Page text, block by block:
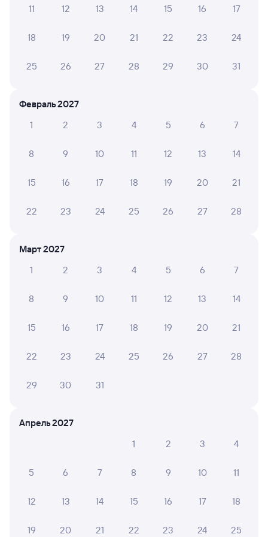
Способы оплаты
Правила работы сервиса
Отели Таксимо
ЖД билеты Таксимо
11 12 13 14 15 16 17
18 19 20 21 22 23 24
25 26 27 28 29 30 31
Февраль 2027
1
2 3 4 5 6 7
8 9 10 11 12 13 14
15 16 17 18 19 20 21
22 23 24 25 26 27 28
Март 2027
1
2 3 4 5 6 7
8 9 10 11 12 13 14
15 16 17 18 19 20 21
22 23 24 25 26 27 28
29 30 31
Апрель 2027
1
2 3 4
5 6 7 8 9 10 11
12 13 14 15 16 17 18
19 20 21 22 23 24 25